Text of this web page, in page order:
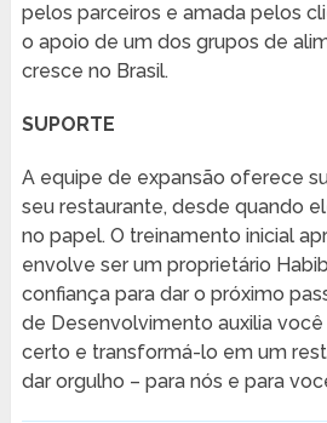
pelos parceiros e amada pelos
o apoio de um dos grupos de
cresce no Brasil.
SUPORTE
A equipe de expansão oferece
seu restaurante, desde quando
no papel. O treinamento inicial
envolve ser um proprietário
confiança para dar o próximo
de Desenvolvimento auxilia
certo e transformá-lo em um
dar orgulho – para nós e para